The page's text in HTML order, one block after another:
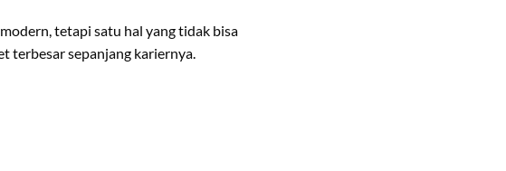
tetapi satu hal yang tidak bisa
terbesar sepanjang kariernya.